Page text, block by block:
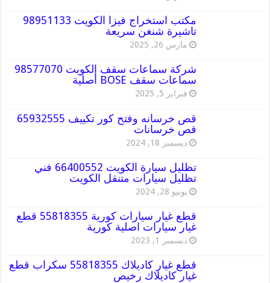
مكتب استخراج فيزا الكويت 98951133
تاشيرة شنغن سريعة
مارس 26, 2025
شركة سماعات سقف الكويت 98577070
سماعات سقف BOSE أصلية
فبراير 5, 2025
قص خرسانه وفتح كور تكييف 65932555
قص خرسانات
ديسمبر 18, 2024
تظليل سيارة الكويت 66400552 فني
تظليل سيارات متنقل الكويت
يونيو 28, 2024
قطع غيار سيارات كورية 55818355 قطع
غيار سيارات اصلية كورية
ديسمبر 1, 2023
قطع غيار كاديلاك 55818355 سكراب قطع
غيار كاديلاك رخيص